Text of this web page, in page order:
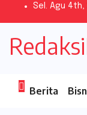
to
Sel. Agu 4th,
Berita